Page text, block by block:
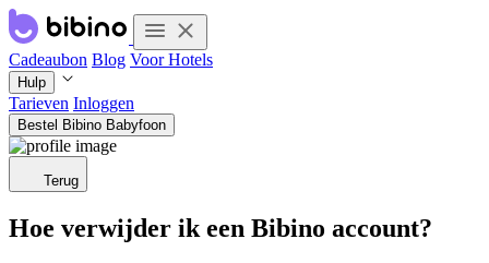
Cadeaubon Blog Voor Hotels
Hulp
Tarieven Inloggen
Bestel Bibino Babyfoon
Terug
Hoe verwijder ik een Bibino account?